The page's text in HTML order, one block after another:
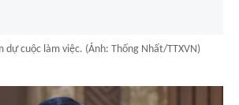
dự cuộc làm việc. (Ảnh: Thống Nhất/TTXVN)